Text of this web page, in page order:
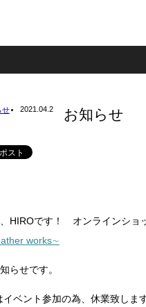
せ 2021.04.2 お知らせ
HIROです！ オンラインショ
works∼
らせです。
ベント参加の為、休業致します